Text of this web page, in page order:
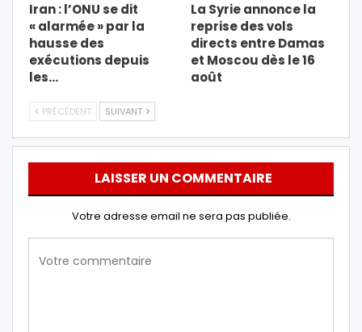
Iran : l’ONU se dit
« alarmée » par la
hausse des
exécutions depuis
les…
La Syrie annonce la
reprise des vols
directs entre Damas
et Moscou dès le 16
août
PRÉCÉDENT SUIVANT
LAISSER UN COMMENTAIRE
Votre adresse email ne sera pas publiée.